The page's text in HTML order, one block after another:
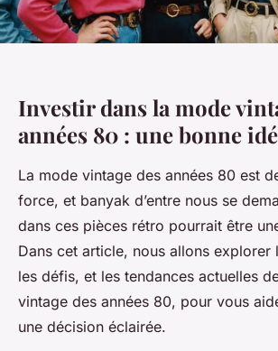
Investir dans la mode
années 80 : une bonne
La mode vintage des années 80 est
force, et banyak d’entre nous se
dans ces pièces rétro pourrait être
Dans cet article, nous allons explorer
les défis, et les tendances actuelles
vintage des années 80, pour vous
une décision éclairée.